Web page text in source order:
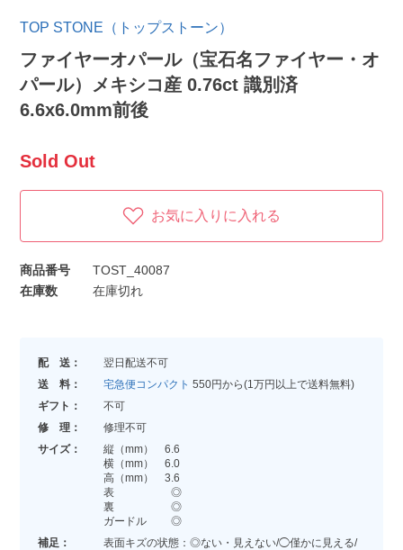
TOP STONE（トップストーン）
ファイヤーオパール（宝石名ファイヤー・オ
パール）メキシコ産 0.76ct 識別済
6.6x6.0mm前後
Sold Out
お気に入りに入れる
商品番号
TOST_40087
在庫数
在庫切れ
配 送：
翌日配送不可
送 料：
宅急便コンパクト 550円から(1万円以上で送料無料)
ギフト：
不可
修 理：
修理不可
サイズ：
縦（mm） 6.6
横（mm） 6.0
高（mm） 3.6
表 ◎
裏 ◎
ガードル ◎
補足：
表面キズの状態：◎ない・見えない/◯僅かに見える/